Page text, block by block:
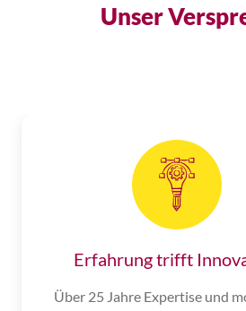
Unser
Erfahrung trifft
Über 25 Jahre Expertise und